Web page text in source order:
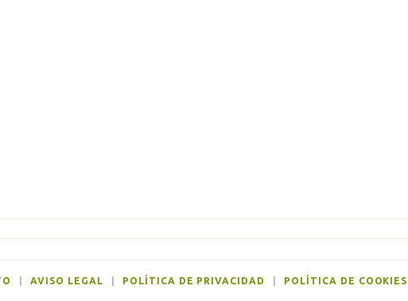
AVISO LEGAL POLÍTICA DE PRIVACIDAD POLÍTICA DE COOKIES